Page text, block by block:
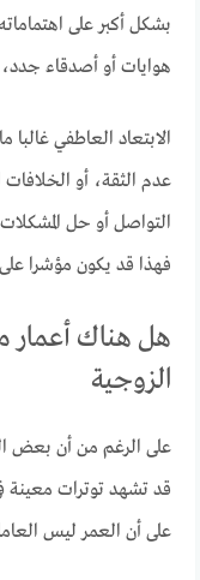
بشكل أكبر على
هوايات أو أصدقاء
الابتعاد العاطفي
عدم الثقة، أو
التواصل أو حل
فهذا قد يكون مؤشرا
هل هناك أعمار
الزوجية
على الرغم من أن بعض
قد تشهد توترات معينة
على أن العمر ليس